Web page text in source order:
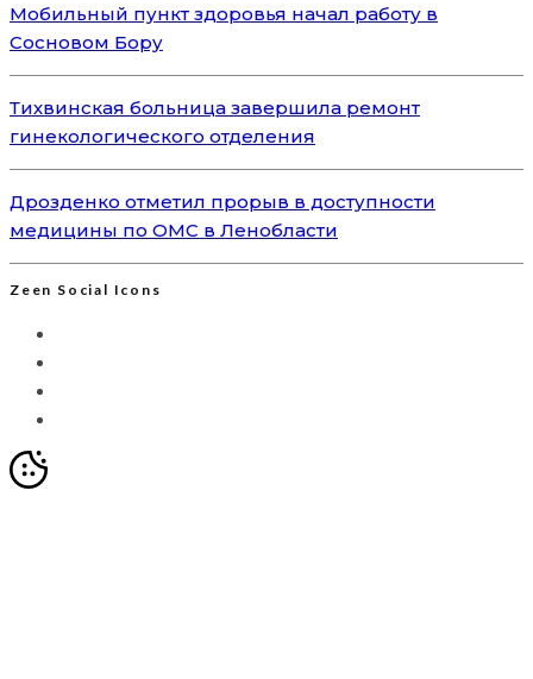
Мобильный пункт здоровья начал работу в
Сосновом Бору
Тихвинская больница завершила ремонт
гинекологического отделения
Дрозденко отметил прорыв в доступности
медицины по ОМС в Ленобласти
Zeen Social Icons